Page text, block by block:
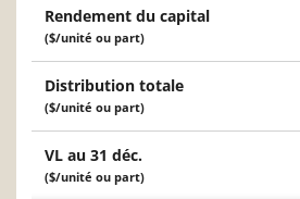
Rendement du capital
($/unité ou part)
Distribution totale
($/unité ou part)
VL au 31 déc.
($/unité ou part)